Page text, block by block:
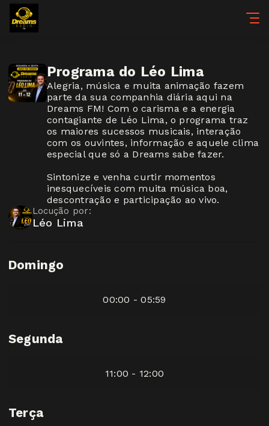
Programa do Léo Lima
Alegria, música e muita animação fazem
parte da sua companhia diária aqui na
Dreams FM! Com o carisma e a energia
contagiante de Léo Lima, o programa traz
os maiores sucessos musicais, interação
com os ouvintes, informação e aquele clima
especial que só a Dreams sabe fazer.
Sintonize e venha curtir momentos
inesquecíveis com muita música boa,
descontração e participação ao vivo.
Locução por:
Léo Lima
Domingo
00:00 - 05:59
Segunda
11:00 - 12:00
Terça